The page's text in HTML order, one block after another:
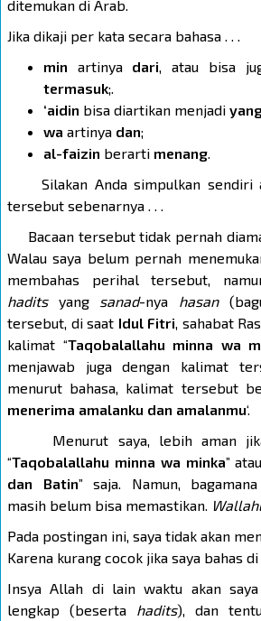
ditemukan di Arab.
Jika dikaji per kata secara bahasa . . .
min artinya dari , atau bisa
termasuk;.
‘aidin bisa diartikan menjadi
wa artinya dan;
al-faizin berarti menang
Silakan Anda simpulkan sendiri
tersebut sebenarnya . . .
Bacaan tersebut tidak pernah
Walau saya belum pernah
membahas perihal tersebut,
haditsyang sanad-nya hasan
tersebut, di saat Idul Fitri , sahabat
kalimat “Taqobalallahu minna wa
menjawab juga dengan kalimat
menurut bahasa, kalimat tersebut
menerima amalanku dan amalanmu‘.
Menurut saya, lebih aman jika
“Taqobalallahu minna wa minka”
dan Batin” saja. Namun,
masih belum bisa memastikan.
Pada postingan ini, saya tidak akan
Karena kurang cocok jika saya bahas
Insya Allah di lain waktu akan
lengkap (beserta hadits), dan